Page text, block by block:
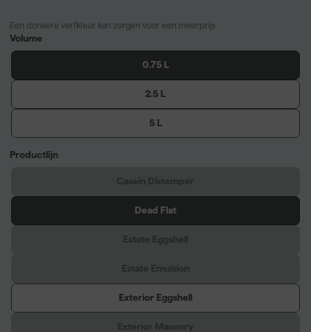
Een donkere verfkleur kan zorgen voor een meerprijs.
Volume
0.75 L
2.5 L
5 L
Productlijn
Dead Flat
Exterior Eggshell